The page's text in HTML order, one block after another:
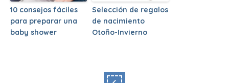
10 consejos fáciles
para preparar una
baby shower
Selección de regalos
de nacimiento
Otoño-Invierno